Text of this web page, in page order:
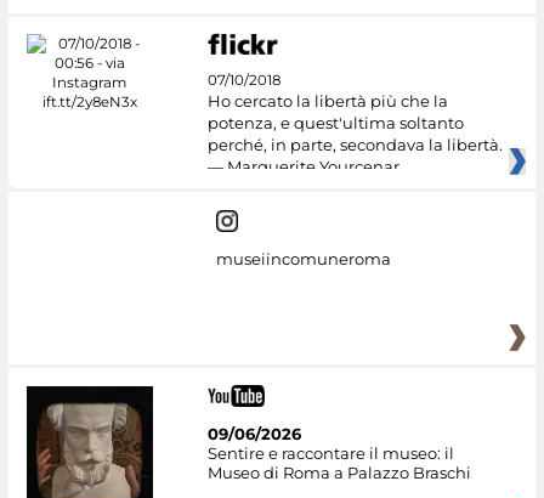
07/10/2018
Ho cercato la libertà più che la
potenza, e quest'ultima soltanto
perché, in parte, secondava la libertà.
— Marguerite Yourcenar
museiincomuneroma
09/06/2026
Sentire e raccontare il museo: il
Museo di Roma a Palazzo Braschi